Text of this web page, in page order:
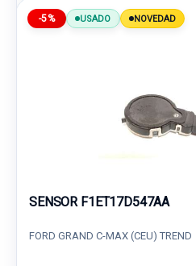
-5% USADO NOVEDAD
SENSOR F1ET17D547AA
FORD GRAND C-MAX (CEU) TREND